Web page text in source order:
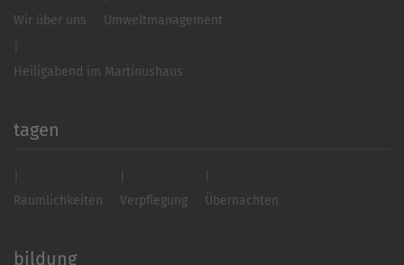
Wir über uns Umweltmanagement
Heiligabend im Martinushaus
tagen
Räumlichkeiten Verpflegung Übernachten
bildung